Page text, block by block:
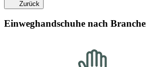
Zurück
Einweghandschuhe nach